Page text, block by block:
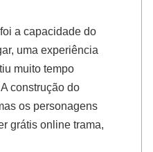
a capacidade do
uma experiência
muito tempo
construção do
os personagens
grátis online trama,